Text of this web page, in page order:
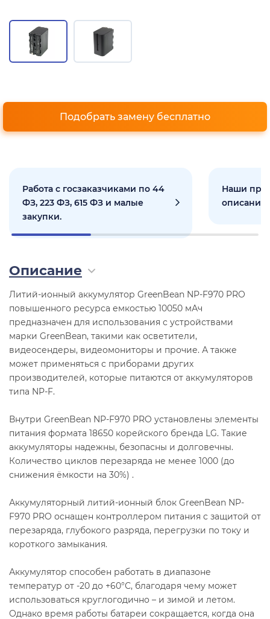
Подобрать замену бесплатно
Работа с госзаказчиками по 44
ФЗ, 223 ФЗ, 615 ФЗ и малые
закупки.
Наши
Описание
Литий-ионный аккумулятор GreenBean NP-F970 PRO
повышенного ресурса емкостью 10050 мАч
предназначен для использования с устройствами
марки GreenBean, такими как осветители,
видеосендеры, видеомониторы и прочие. А также
может применяться с приборами других
производителей, которые питаются от аккумуляторов
типа NP-F.
Внутри GreenBean NP-F970 PRO установлены элементы
питания формата 18650 корейского бренда LG. Такие
аккумуляторы надежны, безопасны и долговечны.
Количество циклов перезаряда не менее 1000 (до
снижения ёмкости на 30%) .
Аккумуляторный литий-ионный блок GreenBean NP-
F970 PRO оснащен контроллером питания с защитой от
перезаряда, глубокого разряда, перегрузки по току и
короткого замыкания.
Аккумулятор способен работать в диапазоне
температур от -20 до +60°С, благодаря чему может
использоваться круглогодично – и зимой и летом.
Однако время работы батареи сокращается, когда она